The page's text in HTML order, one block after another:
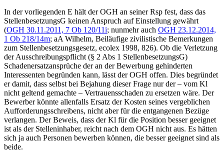
In der vorliegenden E hält der OGH an seiner Rsp fest, dass das
StellenbesetzungsG keinen Anspruch auf Einstellung gewährt
(OGH 30.11.2011, 7 Ob 120/11i; nunmehr auch OGH 23.12.2014,
1 Ob 218/14m; aA Wilhelm, Beiläufige zivilistische Bemerkungen
zum Stellenbesetzungsgesetz, ecolex 1998, 826). Ob die Verletzung
der Ausschreibungspflicht (§ 2 Abs 1 StellenbesetzungsG)
Schadenersatzansprüche der an der Bewerbung gehinderten
Interessenten begründen kann, lässt der OGH offen. Dies begründet
er damit, dass selbst bei Bejahung dieser Frage nur der – vom Kl
nicht geltend gemachte – Vertrauensschaden zu ersetzen wäre. Der
Bewerber könnte allenfalls Ersatz der Kosten seines vergeblichen
Aufforderungsschreibens, nicht aber für die entgangenen Bezüge
verlangen. Der Beweis, dass der Kl für die Position besser geeignet
ist als der Stelleninhaber, reicht nach dem OGH nicht aus. Es hätten
sich ja auch Personen bewerben können, die besser geeignet sind als
beide.